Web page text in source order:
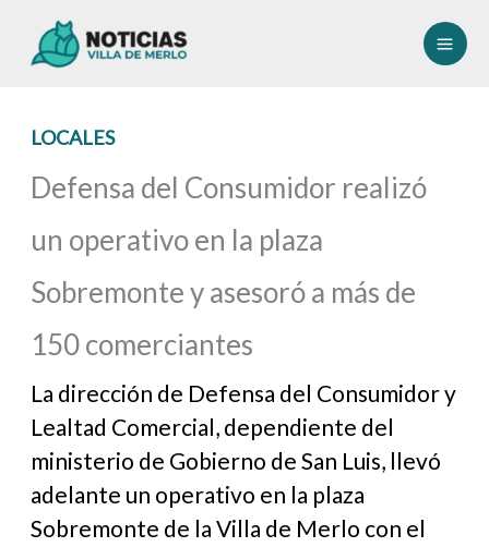
LOCALES
Defensa del Consumidor realizó
un operativo en la plaza
Sobremonte y asesoró a más de
150 comerciantes
La dirección de Defensa del Consumidor y
Lealtad Comercial, dependiente del
ministerio de Gobierno de San Luis, llevó
adelante un operativo en la plaza
Sobremonte de la Villa de Merlo con el